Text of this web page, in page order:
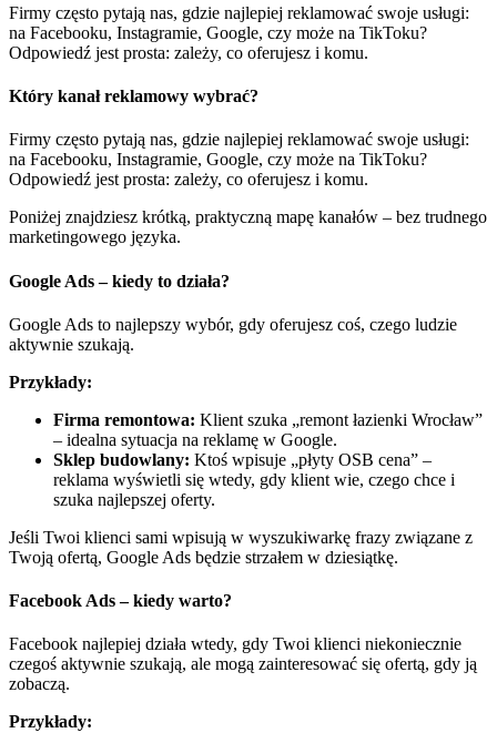
Firmy często pytają nas, gdzie najlepiej reklamować swoje usługi:
na Facebooku, Instagramie, Google, czy może na TikToku?
Odpowiedź jest prosta: zależy, co oferujesz i komu.
Który kanał reklamowy wybrać?
Firmy często pytają nas, gdzie najlepiej reklamować swoje usługi:
na Facebooku, Instagramie, Google, czy może na TikToku?
Odpowiedź jest prosta: zależy, co oferujesz i komu.
Poniżej znajdziesz krótką, praktyczną mapę kanałów – bez trudnego
marketingowego języka.
Google Ads – kiedy to działa?
Google Ads to najlepszy wybór, gdy oferujesz coś, czego ludzie
aktywnie szukają.
Przykłady:
Firma remontowa: Klient szuka „remont łazienki Wrocław”
– idealna sytuacja na reklamę w Google.
Sklep budowlany: Ktoś wpisuje „płyty OSB cena” –
reklama wyświetli się wtedy, gdy klient wie, czego chce i
szuka najlepszej oferty.
Jeśli Twoi klienci sami wpisują w wyszukiwarkę frazy związane z
Twoją ofertą, Google Ads będzie strzałem w dziesiątkę.
Facebook Ads – kiedy warto?
Facebook najlepiej działa wtedy, gdy Twoi klienci niekoniecznie
czegoś aktywnie szukają, ale mogą zainteresować się ofertą, gdy ją
zobaczą.
Przykłady: